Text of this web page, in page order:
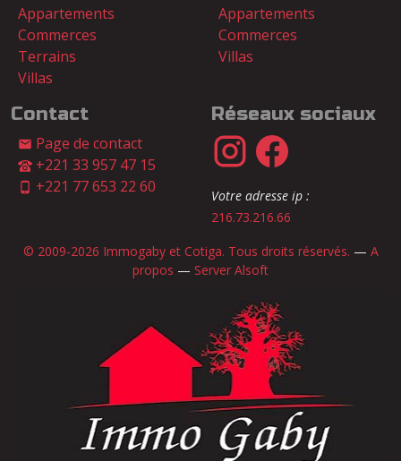
Appartements
Commerces
Terrains
Villas
Appartements
Commerces
Villas
Contact
Page de contact
+221 33 957 47 15
+221 77 653 22 60
Réseaux sociaux
Votre adresse ip :
216.73.216.66
© 2009-2026 Immogaby et Cotiga. Tous droits réservés. — A
propos — Server Alsoft